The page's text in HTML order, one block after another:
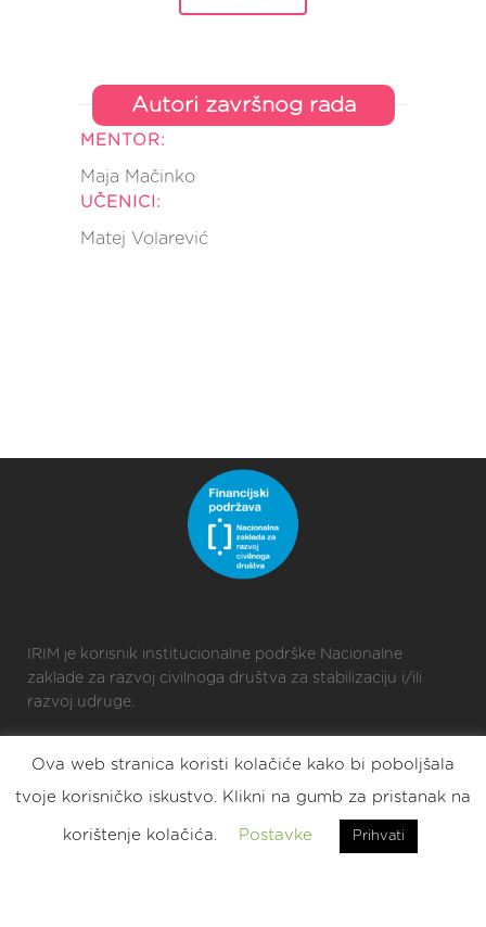
Autori završnog rada
MENTOR:
Maja Mačinko
UČENICI:
Matej Volarević
IRIM je korisnik institucionalne podrške Nacionalne
zaklade za razvoj civilnoga društva za stabilizaciju i/ili
razvoj udruge.
Eat. Sleep. DIY. Repeat.
Ova web stranica koristi kolačiće kako bi poboljšala
tvoje korisničko iskustvo. Klikni na gumb za pristanak na
korištenje kolačića. Postavke Prihvati